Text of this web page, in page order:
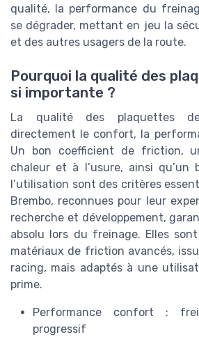
qualité, la performance du
se dégrader, mettant en jeu la
et des autres usagers de la route.
Pourquoi la qualité des
si importante ?
La qualité des plaquettes
directement le confort, la
Un bon coefficient de friction,
chaleur et à l’usure, ainsi
l’utilisation sont des critères
Brembo, reconnues pour leur
recherche et développement,
absolu lors du freinage. Elles
matériaux de friction avancés,
racing, mais adaptés à une
prime.
Performance confort :
progressif